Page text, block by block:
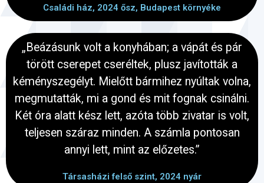
Családi ház, 2024 ősz, Budapest környéke
„Beázásunk volt a konyhában; a vápát és pár
törött cserepet cseréltek, plusz javították a
kéményszegélyt. Mielőtt bármihez nyúltak volna,
megmutatták, mi a gond és mit fognak csinálni.
Két óra alatt kész lett, azóta több zivatar is volt,
teljesen száraz minden. A számla pontosan
annyi lett, mint az előzetes.”
Társasházi felső szint, 2024 nyár